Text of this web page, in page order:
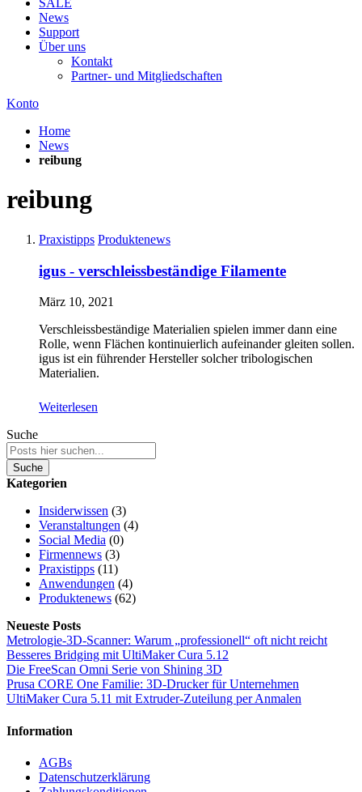
SALE
News
Support
Über uns
Kontakt
Partner- und Mitgliedschaften
Konto
Home
News
reibung
reibung
Praxistipps Produktenews
igus - verschleissbeständige Filamente
März 10, 2021
Verschleissbeständige Materialien spielen immer dann eine
Rolle, wenn Flächen kontinuierlich aufeinander gleiten sollen.
igus ist ein führender Hersteller solcher tribologischen
Materialien.
Weiterlesen
Suche
Suche
Kategorien
Insiderwissen (3)
Veranstaltungen (4)
Social Media (0)
Firmennews (3)
Praxistipps (11)
Anwendungen (4)
Produktenews (62)
Neueste Posts
Metrologie-3D-Scanner: Warum „professionell“ oft nicht reicht
Besseres Bridging mit UltiMaker Cura 5.12
Die FreeScan Omni Serie von Shining 3D
Prusa CORE One Familie: 3D-Drucker für Unternehmen
UltiMaker Cura 5.11 mit Extruder-Zuteilung per Anmalen
Information
AGBs
Datenschutzerklärung